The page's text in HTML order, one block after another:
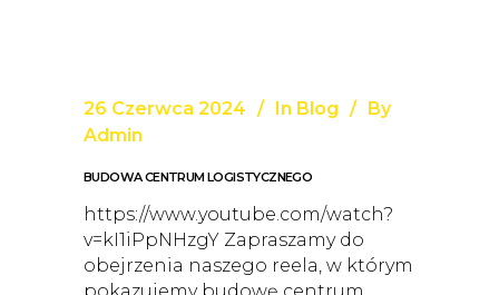
26 Czerwca 2024 In Blog
By
Admin
BUDOWA CENTRUM LOGISTYCZNEGO
https://www.youtube.com/watch?
v=kI1iPpNHzgY Zapraszamy do
obejrzenia naszego reela, w którym